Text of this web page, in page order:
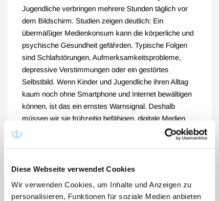
Diese Webseite verwendet Cookies
Wir verwenden Cookies, um Inhalte und Anzeigen zu
personalisieren, Funktionen für soziale Medien anbieten
Jugendliche verbringen mehrere Stunden täglich vor
dem Bildschirm. Studien zeigen deutlich: Ein
übermäßiger Medienkonsum kann die körperliche und
psychische Gesundheit gefährden. Typische Folgen
sind Schlafstörungen, Aufmerksamkeitsprobleme,
depressive Verstimmungen oder ein gestörtes
Selbstbild. Wenn Kinder und Jugendliche ihren Alltag
kaum noch ohne Smartphone und Internet bewältigen
können, ist das ein ernstes Warnsignal. Deshalb
müssen wir sie frühzeitig befähigen, digitale Medien
reflektiert und maßvoll zu nutzen. Medienkompetenz
ist Teil der Gesundheitskompetenz und sollte zur
Landesärztekammerund gemeinsam mit Reinhardt